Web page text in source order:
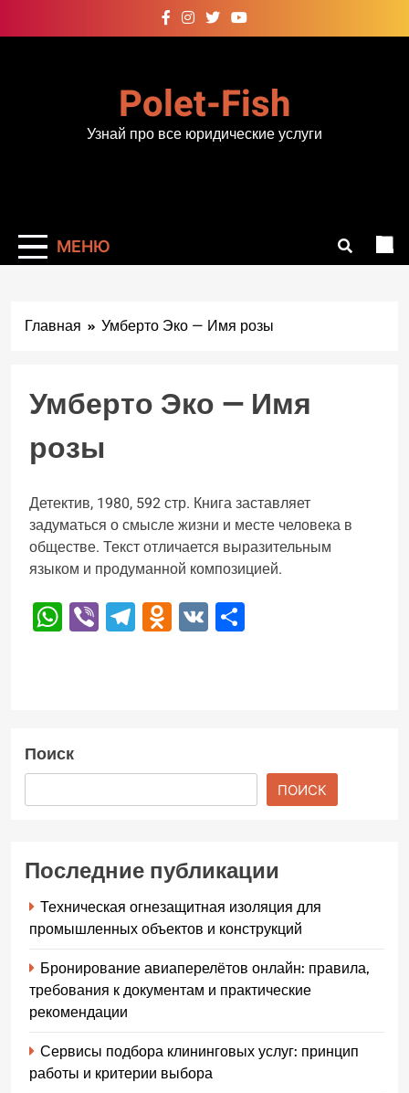
к
Polet-Fish
Узнай про все юридические услуги
МЕНЮ
Главная Умберто Эко — Имя розы
Умберто Эко — Имя
розы
Детектив, 1980, 592 стр. Книга заставляет
задуматься о смысле жизни и месте человека в
обществе. Текст отличается выразительным
языком и продуманной композицией.
WhatsApp
ViberTelegram
Odnoklassniki
VK
Поиск
ПОИСК
Последние публикации
Техническая огнезащитная изоляция для
промышленных объектов и конструкций
Бронирование авиаперелётов онлайн: правила,
требования к документам и практические
рекомендации
Сервисы подбора клининговых услуг: принцип
работы и критерии выбора